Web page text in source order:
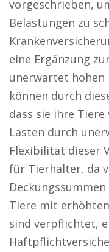
vorgeschrieben,
Belastungen zu
eine Ergänzung
unerwartet
können durch
dass sie ihre
Lasten durch
Flexibilität dieser
für Tierhalter, da
Tiere mit
sind verpflichtet,